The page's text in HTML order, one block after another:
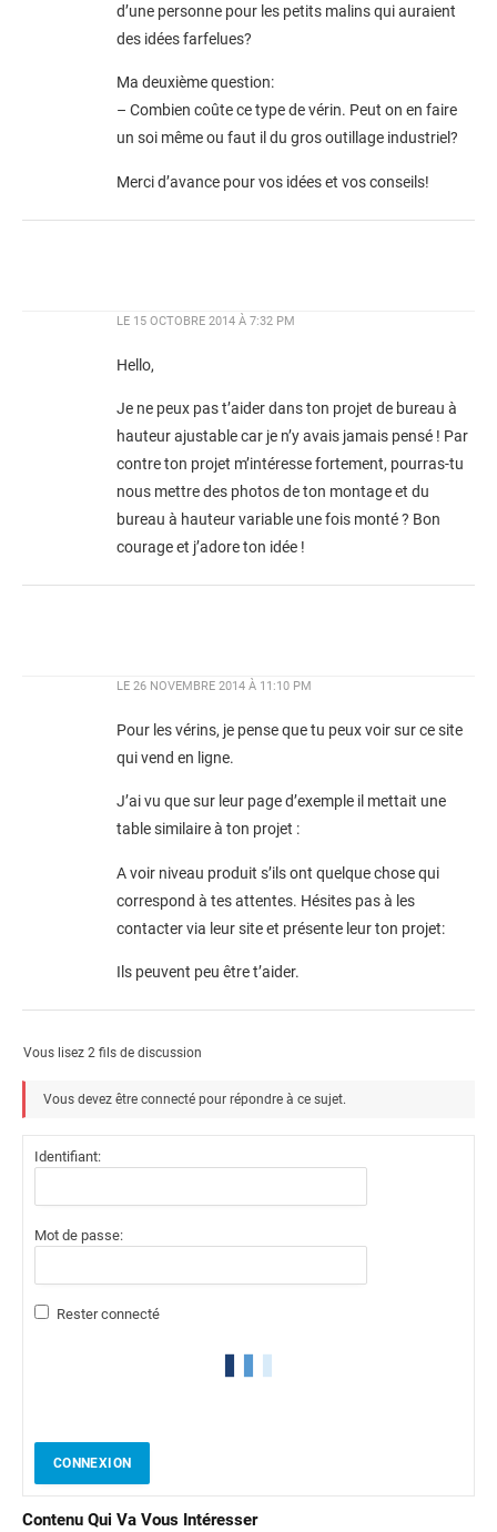
d’une personne pour les petits malins qui auraient
des idées farfelues?
Ma deuxième question:
– Combien coûte ce type de vérin. Peut on en faire
un soi même ou faut il du gros outillage industriel?
Merci d’avance pour vos idées et vos conseils!
LE 15 OCTOBRE 2014 À 7:32 PM
Hello,
Je ne peux pas t’aider dans ton projet de bureau à
hauteur ajustable car je n’y avais jamais pensé ! Par
contre ton projet m’intéresse fortement, pourras-tu
nous mettre des photos de ton montage et du
bureau à hauteur variable une fois monté ? Bon
courage et j’adore ton idée !
LE 26 NOVEMBRE 2014 À 11:10 PM
Pour les vérins, je pense que tu peux voir sur ce site
qui vend en ligne.
J’ai vu que sur leur page d’exemple il mettait une
table similaire à ton projet :
A voir niveau produit s’ils ont quelque chose qui
correspond à tes attentes. Hésites pas à les
contacter via leur site et présente leur ton projet:
Ils peuvent peu être t’aider.
Vous lisez 2 fils de discussion
Vous devez être connecté pour répondre à ce sujet.
Identifiant:
Mot de passe:
Rester connecté
CONNEXION
Contenu Qui Va Vous Intéresser